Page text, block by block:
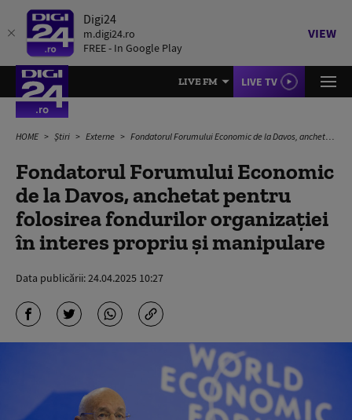
Digi24
m.digi24.ro
FREE - In Google Play
VIEW
LIVE FM LIVE TV
HOME Știri Externe Fondatorul Forumului Economic de la Davos, anchetat pentru folosirea fondurilor organizației în interes propriu și manipulare
Fondatorul Forumului Economic
de la Davos, anchetat pentru
folosirea fondurilor organizației
în interes propriu și manipulare
Data publicării:24.04.2025 10:27